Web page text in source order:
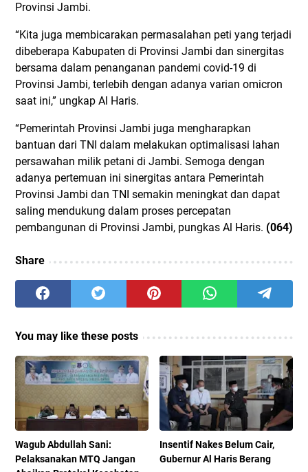
Provinsi Jambi.
“Kita juga membicarakan permasalahan peti yang terjadi
dibeberapa Kabupaten di Provinsi Jambi dan sinergitas
bersama dalam penanganan pandemi covid-19 di
Provinsi Jambi, terlebih dengan adanya varian omicron
saat ini,” ungkap Al Haris.
“Pemerintah Provinsi Jambi juga mengharapkan
bantuan dari TNI dalam melakukan optimalisasi lahan
persawahan milik petani di Jambi. Semoga dengan
adanya pertemuan ini sinergitas antara Pemerintah
Provinsi Jambi dan TNI semakin meningkat dan dapat
saling mendukung dalam proses percepatan
pembangunan di Provinsi Jambi, pungkas Al Haris. (064)
Share
You may like these posts
Wagub Abdullah Sani:
Pelaksanakan MTQ Jangan
Insentif Nakes Belum Cair,
Gubernur Al Haris Berang